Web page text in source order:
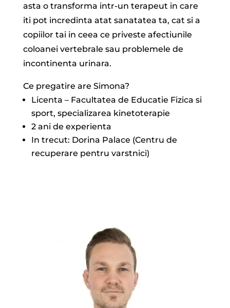
asta o transforma intr-un terapeut in care
iti pot incredinta atat sanatatea ta, cat si a
copiilor tai in ceea ce priveste afectiunile
coloanei vertebrale sau problemele de
incontinenta urinara.
Ce pregatire are Simona?
Licenta – Facultatea de Educatie Fizica si
sport, specializarea kinetoterapie
2 ani de experienta
In trecut: Dorina Palace (Centru de
recuperare pentru varstnici)